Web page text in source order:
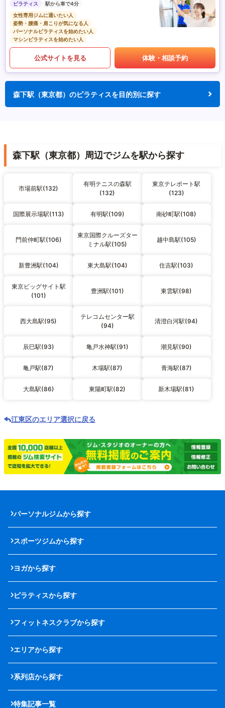
ピラティス
駅から車で4分
女性専用ジムに通いたい人
姿勢・腰痛・肩こりが気になる人
パーソナルピラティスを始めたい人
マシンピラティスを始めたい人
公式サイトを見る 体験・相談予約
森下駅（東京都）のピラティスを目的別に探す
森下駅（東京都）周辺でジムを駅から探す
市場前駅(132)
有明テニスの森駅
(132)
東京テレポート駅
(123)
国際展示場駅(113) 有明駅(109) 南砂町駅(108)
門前仲町駅(106)
東京国際クルーズター
ミナル駅(105)
越中島駅(105)
新豊洲駅(104) 東大島駅(104) 住吉駅(103)
東京ビッグサイト駅
(101)
豊洲駅(101) 東雲駅(98)
西大島駅(95)
テレコムセンター駅
(94)
清澄白河駅(94)
辰巳駅(93) 亀戸水神駅(91) 潮見駅(90)
亀戸駅(87) 木場駅(87) 青海駅(87)
大島駅(86) 東陽町駅(82) 新木場駅(81)
江東区のエリア選択に戻る
パーソナルジムから探す
スポーツジムから探す
ヨガから探す
ピラティスから探す
フィットネスクラブから探す
エリアから探す
系列店から探す
特集記事一覧